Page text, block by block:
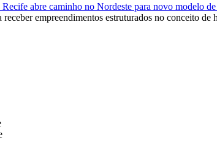
Recife abre caminho no Nordeste para novo modelo
empreendimentos estruturados no conceito